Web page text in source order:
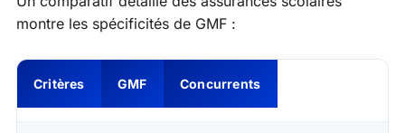
montre les spécificités de GMF :
Critères GMF Concurrents